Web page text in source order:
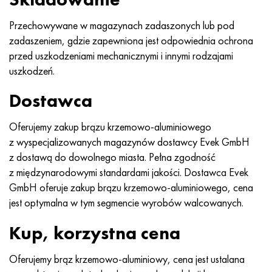
Przechowywane w magazynach zadaszonych lub pod
zadaszeniem, gdzie zapewniona jest odpowiednia ochrona
przed uszkodzeniami mechanicznymi i innymi rodzajami
uszkodzeń.
Dostawca
Oferujemy zakup brązu krzemowo-aluminiowego
z wyspecjalizowanych magazynów dostawcy Evek GmbH
z dostawą do dowolnego miasta. Pełna zgodność
z międzynarodowymi standardami jakości. Dostawca Evek
GmbH oferuje zakup brązu krzemowo-aluminiowego, cena
jest optymalna w tym segmencie wyrobów walcowanych.
Kup, korzystna cena
Oferujemy brąz krzemowo-aluminiowy, cena jest ustalana
MP159
Multimet n155
Nikrofer 5923 HMO
Nicrofer 6030
Nitronik 40
Nitronik 50
Nitronika 60
Nimonic 80a
56DGNH
68NKhVKTYu
79NM, Magnifer 7904
80 mil morskich
80NMV-VI
80NHS
81HMA
Bimetale termostatyczne
HN73MBTYu
XN70YU
HN75MBTYu
XN75TBYu
XN77TYu
XN77TYUR
ХН78Т
N65M, EP982
5B
TL5
NA 6
TS-6
14 tytan
SP-17
40 tytanu
1.4567 - AISI 304Cu
1.4570-aisi303Cu
1.4574 - Stop PH 15-7 Mo®
1.4580 - AISI 316Cb
1.4597 - AISI 204Cu
Stop 28 - 1.4563
Stop 31 - 1.4562
Stop 926 - 1.4529
15X16H2AM
18X11MNFB
18X12VMBFR
20X12VNMF
20Х3MFW
21NKMT
37X12N8G8MFB
40Х9С2
30X, AISI 5130, 30 godz
30hg, 30hg
30hgsa, 30hgsa
30hgsn2a, 30hgsna
30xn2ma, 30CrNiMo8
30хн3а, 31nicr14
34khn3ma, 36NiCrMo16, 35NiCrMo16
35hgsa, 35hgsa